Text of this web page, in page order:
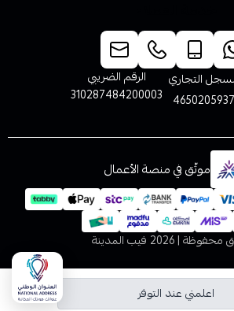
اعلمني عند التوفر
التجاري
4650205937
الرقم الضريبي
310287484200003
موثّق في منصة الأعمال
محفوظة | 2026 فيب المدينة